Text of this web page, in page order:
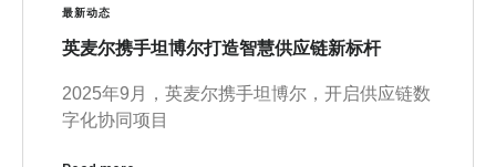
最新动态
英麦尔携手坦博尔打造智慧供应链新标杆
2025年9月，英麦尔携手坦博尔，开启供应链数
字化协同项目